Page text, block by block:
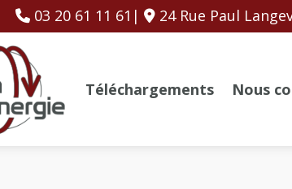
03 20 61 11 61| 24 Rue Paul
Téléchargements Nous